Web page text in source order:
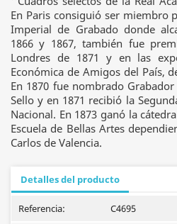
En Paris consiguió ser miembro
Imperial de Grabado donde
1866 y 1867, también fue
Londres de 1871 y en las
Económica de Amigos del País,
En 1870 fue nombrado
Sello y en 1871 recibió la
Nacional. En 1873 ganó la
Escuela de Bellas Artes
Carlos de Valencia.
Detalles del producto
Referencia: C4695